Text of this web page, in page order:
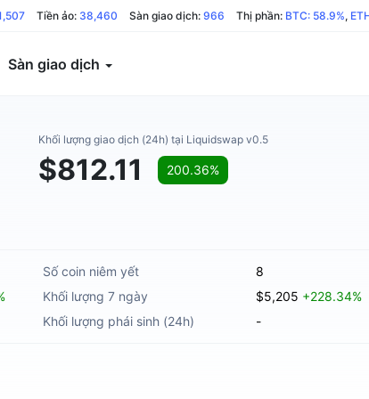
Tiền ảo: 38,460 Sàn giao dịch: 966 Thị phần: BTC: 58.9%,
Sàn giao dịch
Khối lượng giao dịch (24h) tại Liquidswap v0.5
$812.11 200.36%
Số coin niêm yết 8
Khối lượng 7 ngày $5,205 +228.34%
Khối lượng phái sinh (24h) -